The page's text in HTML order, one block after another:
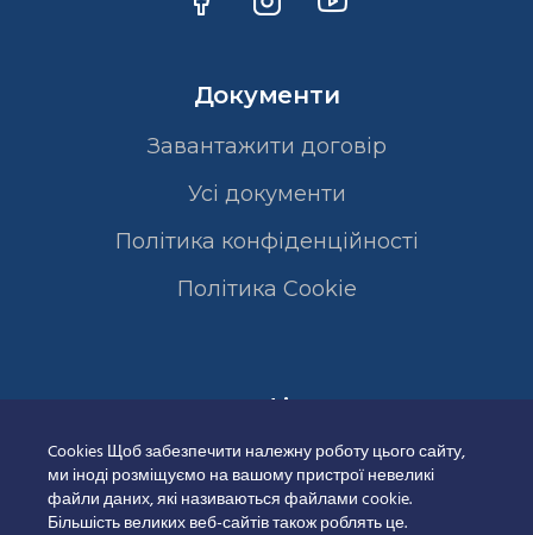
Документи
Завантажити договір
Усі документи
Політика конфіденційності
Полiтика Cookie
Сертифікати
Cookies Щоб забезпечити належну роботу цього сайту,
ми іноді розміщуємо на вашому пристрої невеликі
файли даних, які називаються файлами cookie.
Більшість великих веб-сайтів також роблять це.